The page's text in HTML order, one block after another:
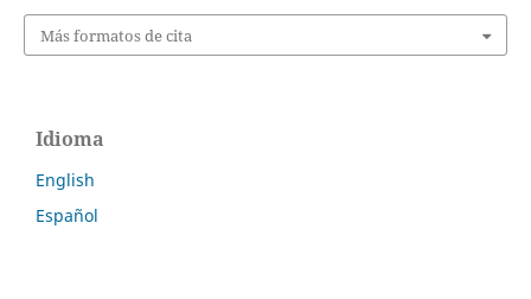
Más formatos de cita
Idioma
English
Español